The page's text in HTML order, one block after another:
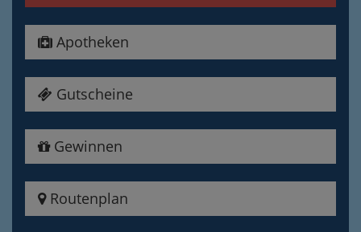
Apotheken
Gutscheine
Gewinnen
Routenplan